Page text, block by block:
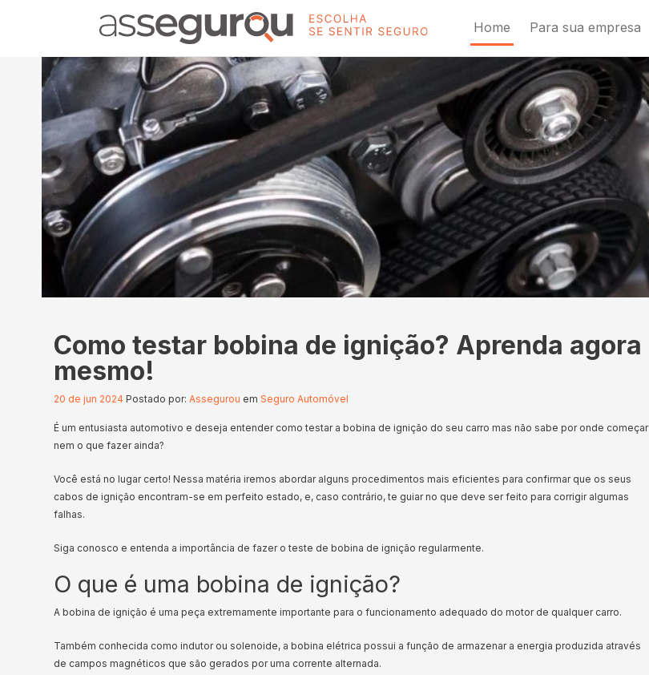
Home Para sua empresa
Como testar bobina de ignição? Aprenda agora
mesmo!
20 de jun 2024 Postado por: Assegurou em Seguro Automóvel
É um entusiasta automotivo e deseja entender como testar a bobina de ignição do seu carro mas não sabe por onde começar
nem o que fazer ainda?
Você está no lugar certo! Nessa matéria iremos abordar alguns procedimentos mais eficientes para confirmar que os seus
cabos de ignição encontram-se em perfeito estado, e, caso contrário, te guiar no que deve ser feito para corrigir algumas
falhas.
Siga conosco e entenda a importância de fazer o teste de bobina de ignição regularmente.
O que é uma bobina de ignição?
A bobina de ignição é uma peça extremamente importante para o funcionamento adequado do motor de qualquer carro.
Também conhecida como indutor ou solenoide, a bobina elétrica possui a função de armazenar a energia produzida através
de campos magnéticos que são gerados por uma corrente alternada.